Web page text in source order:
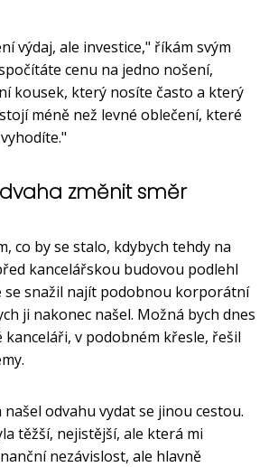
výdaj, ale investice," říkám svým
cenu na jedno nošení,
kousek, který nosíte často a který
méně než levné oblečení, které
změnit směr
co by se stalo, kdybych tehdy na
kancelářskou budovou podlehl
se snažil najít podobnou korporátní
ji nakonec našel. Možná bych dnes
kanceláři, v podobném křesle, řešil
odvahu vydat se jinou cestou.
těžší, nejistější, ale která mi
nezávislost, ale hlavně